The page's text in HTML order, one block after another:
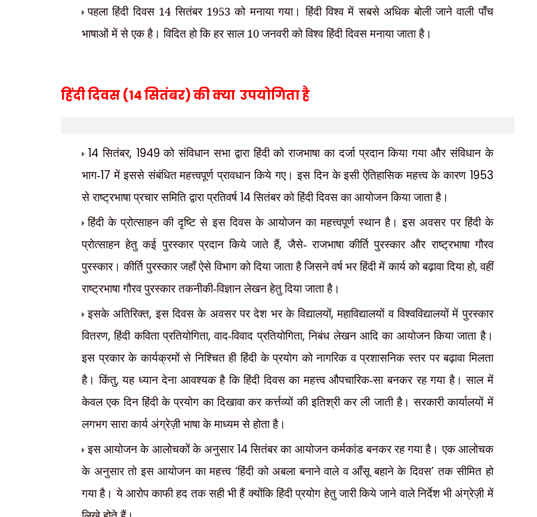
पहला हिंदी दिवस 14 सितंबर 1953 को मनाया गया। हिंदी विश्व में सबसे अधिक बोली जाने वाली पाँच
भाषाओं में से एक है। विदित हो कि हर साल 10 जनवरी को विश्व हिंदी दिवस मनाया जाता है।
हिंदी दिवस (14सितंबर) की क्या उपयोगिता है
14सितंबर, 1949को संविधान सभा द्वारा हिंदी को राजभाषा का दर्जा प्रदान किया गया और संविधान के
भाग-17में इससे संबंधित महत्त्वपूर्ण प्रावधान किये गए। इस दिन के इसी ऐतिहासिक महत्त्व के कारण 1953
से राष्ट्रभाषा प्रचार समिति द्वारा प्रतिवर्ष 14सितंबर को हिंदी दिवस का आयोजन किया जाता है।
हिंदी के प्रोत्साहन की दृष्टि से इस दिवस के आयोजन का महत्त्वपूर्ण स्थान है। इस अवसर पर हिंदी के
प्रोत्साहन हेतु कई पुरस्कार प्रदान किये जाते हैं,जैसे- राजभाषा कीर्ति पुरस्कार और राष्ट्रभाषा गौरव
पुरस्कार। कीर्ति पुरस्कार जहाँ ऐसे विभाग को दिया जाता है जिसने वर्ष भर हिंदी में कार्य को बढ़ावा दिया हो,वहीं
राष्ट्रभाषा गौरव पुरस्कार तकनीकी-विज्ञान लेखन हेतु दिया जाता है।
इसके अतिरिक्त,इस दिवस के अवसर पर देश भर के विद्यालयों,महाविद्यालयों व विश्वविद्यालयों में पुरस्कार
वितरण,हिंदी कविता प्रतियोगिता,वाद-विवाद प्रतियोगिता,निबंध लेखन आदि का आयोजन किया जाता है।
इस प्रकार के कार्यक्रमों से निश्चित ही हिंदी के प्रयोग को नागरिक व प्रशासनिक स्तर पर बढ़ावा मिलता
है। किंतु,यह ध्यान देना आवश्यक है कि हिंदी दिवस का महत्त्व औपचारिक-सा बनकर रह गया है। साल में
केवल एक दिन हिंदी के प्रयोग का दिखावा कर कर्त्तव्यों की इतिश्री कर ली जाती है। सरकारी कार्यालयों में
लगभग सारा कार्य अंग्रेज़ी भाषा के माध्यम से होता है।
इस आयोजन के आलोचकों के अनुसार 14सितंबर का आयोजन कर्मकांड बनकर रह गया है। एक आलोचक
के अनुसार तो इस आयोजन का महत्त्व ‘हिंदी को अबला बनाने वाले व आँसू बहाने के दिवस’तक सीमित हो
गया है। ये आरोप काफी हद तक सही भी हैं क्योंकि हिंदी प्रयोग हेतु जारी किये जाने वाले निर्देश भी अंग्रेज़ी में